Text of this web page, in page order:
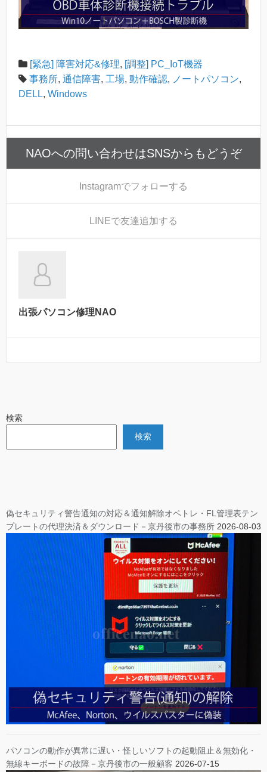
[緊急] 障害対応&修理, [調整] PC_IoT機器
事務所, 通信障害, 工場, 動作確認, ノートパソコン,
DELL, Windows
NAOへの問い合わせはSNSからもどうぞ
Instagramでフォローする
LINEで友達追加する
出張パソコン修理NAO
検索
検索
偽セキュリティ警告通知の対応＆通知解除オペトレ・FL管理表テン
プレートの代理決済＆ダウンロード－京丹後市の事務所 2026-08-03
パソコンの動作が異常に遅い・怪しいソフトの起動阻止＆無効化・
無線キーボードの故障－京丹後市の一般顧客 2026-07-15